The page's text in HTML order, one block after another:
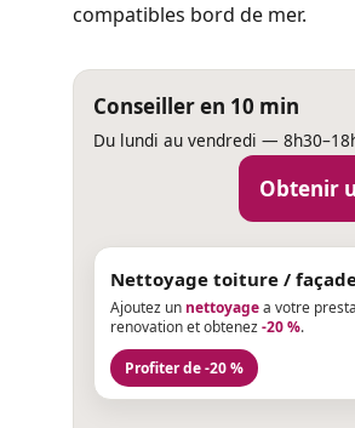
compatibles bord de mer.
Conseiller en 10 min
Du lundi au vendredi —
Obtenir
Nettoyage toiture /
Ajoutez un nettoyagea votre
renovation et obtenez-20 %.
Profiter de -20 %